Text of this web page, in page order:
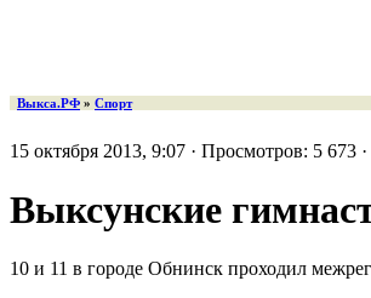
Выкса.РФ » Спорт
15 октября 2013, 9:07 · Просмотров: 5 673
Выксунские
10 и 11 в городе Обнинск проходил